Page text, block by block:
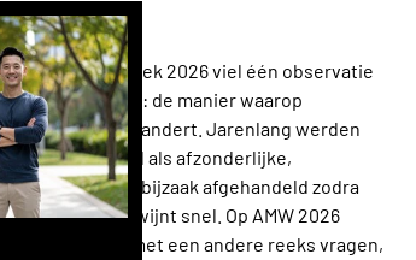
Week 2026 viel één observatie
de beursvloer: de manier waarop
denken, verandert. Jarenlang werden
behandeld als afzonderlijke,
– bijna als een bijzaak afgehandeld zodra
Die visie verdwijnt snel. Op AMW 2026
beursvloer met een andere reeks vragen,